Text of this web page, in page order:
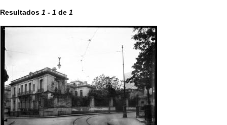
Resultados 1 - 1 de 1